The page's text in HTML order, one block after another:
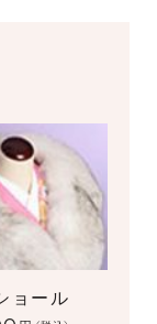
ョール